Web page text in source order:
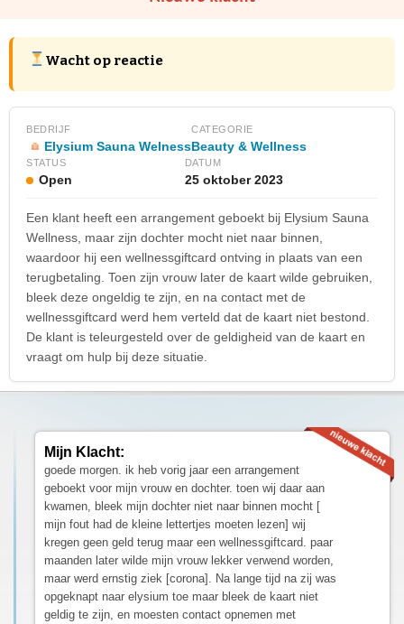
Wacht op reactie
BEDRIJF
Elysium Sauna Welness
CATEGORIE
Beauty & Wellness
STATUS
Open
DATUM
25 oktober 2023
Een klant heeft een arrangement geboekt bij Elysium Sauna
Wellness, maar zijn dochter mocht niet naar binnen,
waardoor hij een wellnessgiftcard ontving in plaats van een
terugbetaling. Toen zijn vrouw later de kaart wilde gebruiken,
bleek deze ongeldig te zijn, en na contact met de
wellnessgiftcard werd hem verteld dat de kaart niet bestond.
De klant is teleurgesteld over de geldigheid van de kaart en
vraagt om hulp bij deze situatie.
Mijn Klacht:
goede morgen. ik heb vorig jaar een arrangement
geboekt voor mijn vrouw en dochter. toen wij daar aan
kwamen, bleek mijn dochter niet naar binnen mocht [
mijn fout had de kleine lettertjes moeten lezen] wij
kregen geen geld terug maar een wellnessgiftcard. paar
maanden later wilde mijn vrouw lekker verwend worden,
maar werd ernstig ziek [corona]. Na lange tijd na zij was
opgeknapt naar elysium toe maar bleek de kaart niet
geldig te zijn, en moesten contact opnemen met